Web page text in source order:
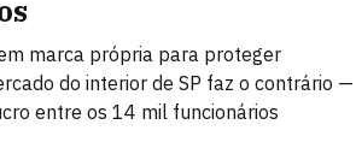
marca própria para proteger
do interior de SP faz o contrário —
entre os 14 mil funcionários